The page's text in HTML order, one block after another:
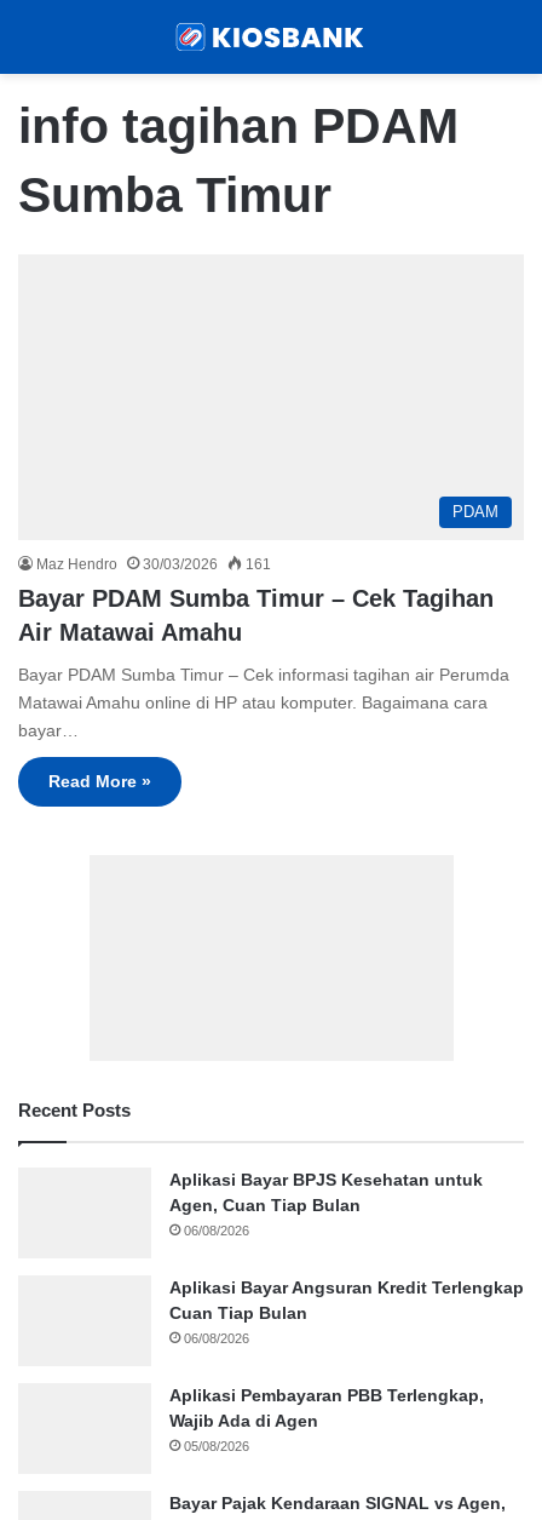
info tagihan PDAM
Sumba Timur
PDAM
Maz Hendro 30/03/2026 161
Bayar PDAM Sumba Timur – Cek Tagihan
Air Matawai Amahu
Bayar PDAM Sumba Timur – Cek informasi tagihan air Perumda
Matawai Amahu online di HP atau komputer. Bagaimana cara
bayar…
Read More »
Recent Posts
Aplikasi Bayar BPJS Kesehatan untuk
Agen, Cuan Tiap Bulan
06/08/2026
Aplikasi Bayar Angsuran Kredit Terlengkap
Cuan Tiap Bulan
06/08/2026
Aplikasi Pembayaran PBB Terlengkap,
Wajib Ada di Agen
05/08/2026
Bayar Pajak Kendaraan SIGNAL vs Agen,